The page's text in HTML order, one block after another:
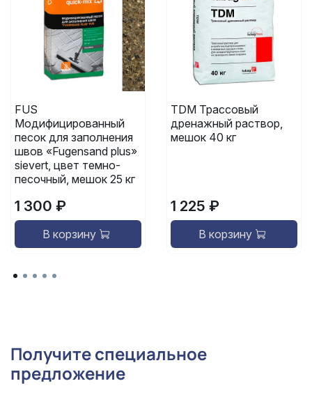
FUS
Модифицированный
песок для заполнения
швов «Fugensand plus»
sievert, цвет темно-
песочный, мешок 25 кг
1 300 ₽
В корзину
TDM Трассовый
дренажный раствор,
мешок 40 кг
1 225 ₽
В корзину
Получите специальное
предложение